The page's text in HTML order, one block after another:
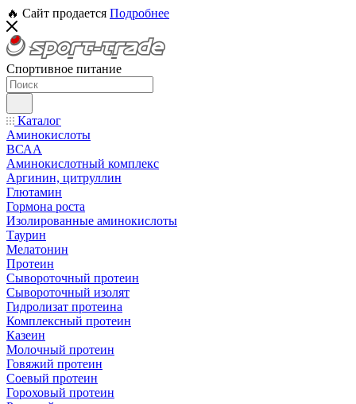
🔥 Сайт продается Подробнее
Спортивное питание
Каталог
Аминокислоты
ВСАА
Аминокислотный комплекс
Аргинин, цитруллин
Глютамин
Гормона роста
Изолированные аминокислоты
Таурин
Мелатонин
Протеин
Сывороточный протеин
Сывороточный изолят
Гидролизат протеина
Комплексный протеин
Казеин
Молочный протеин
Говяжий протеин
Соевый протеин
Гороховый протеин